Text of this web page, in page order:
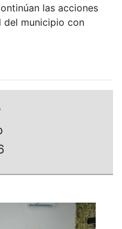
las acciones
del municipio con